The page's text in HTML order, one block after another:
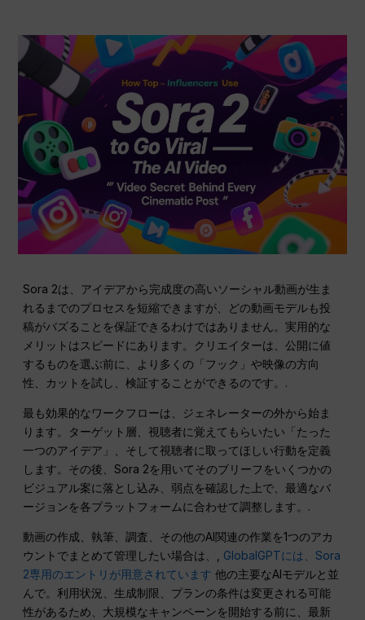
Sora 2は、アイデアから完成度の高いソーシャル動画が生ま
れるまでのプロセスを短縮できますが、どの動画モデルも投
稿がバズることを保証できるわけではありません。実用的な
メリットはスピードにあります。クリエイターは、公開に値
するものを選ぶ前に、より多くの「フック」や映像の方向
性、カットを試し、検証することができるのです。.
最も効果的なワークフローは、ジェネレーターの外から始ま
ります。ターゲット層、視聴者に覚えてもらいたい「たった
一つのアイデア」、そして視聴者に取ってほしい行動を定義
します。その後、Sora 2を用いてそのブリーフをいくつかの
ビジュアル案に落とし込み、弱点を確認した上で、最適なバ
ージョンを各プラットフォームに合わせて調整します。.
動画の作成、執筆、調査、その他のAI関連の作業を1つのアカ
ウントでまとめて管理したい場合は、, GlobalGPTには、Sora
2専用のエントリが用意されています 他の主要なAIモデルと並
んで。利用状況、生成制限、プランの条件は変更される可能
性があるため、大規模なキャンペーンを開始する前に、最新